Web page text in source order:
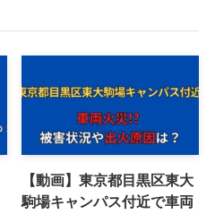
【動画】東京都目黒区東大
駒場キャンパス付近で車両